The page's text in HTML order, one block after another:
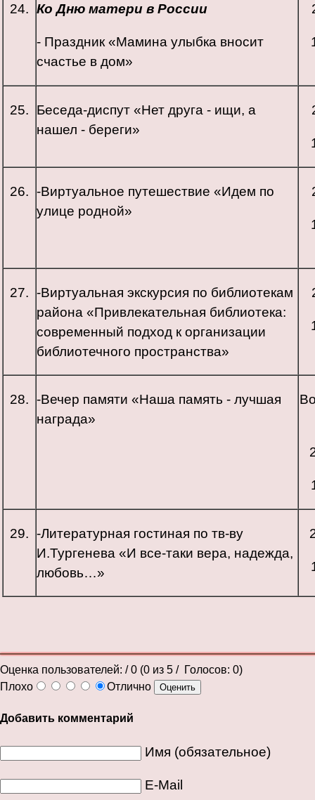
24. Ко Дню матери в России
- Праздник «Мамина улыбка вносит
счастье в дом»
25.
Беседа-диспут «Нет друга - ищи, а
нашел - береги»
26. -Виртуальное путешествие «Идем по
улице родной»
27. -Виртуальная экскурсия по библиотекам
района «Привлекательная библиотека:
современный подход к организации
библиотечного пространства»
28. -Вечер памяти «Наша память - лучшая
награда»
29. -Литературная гостиная по тв-ву
И.Тургенева «И все-таки вера, надежда,
любовь…»
Оценка пользователей: / 0 (0 из 5 / Голосов: 0)
Плохо
Отлично
Добавить комментарий
Имя (обязательное)
E-Mail